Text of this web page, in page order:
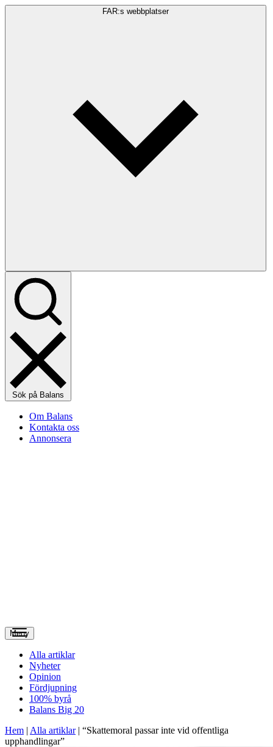
FAR:s webbplatser
Sök på Balans
Om Balans
Kontakta oss
Annonsera
Meny
Alla artiklar
Nyheter
Opinion
Fördjupning
100% byrå
Balans Big 20
Hem | Alla artiklar| “Skattemoral passar inte vid offentliga
upphandlingar”